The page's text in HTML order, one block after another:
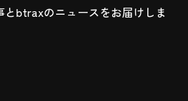
btraxのニュースをお届けしま